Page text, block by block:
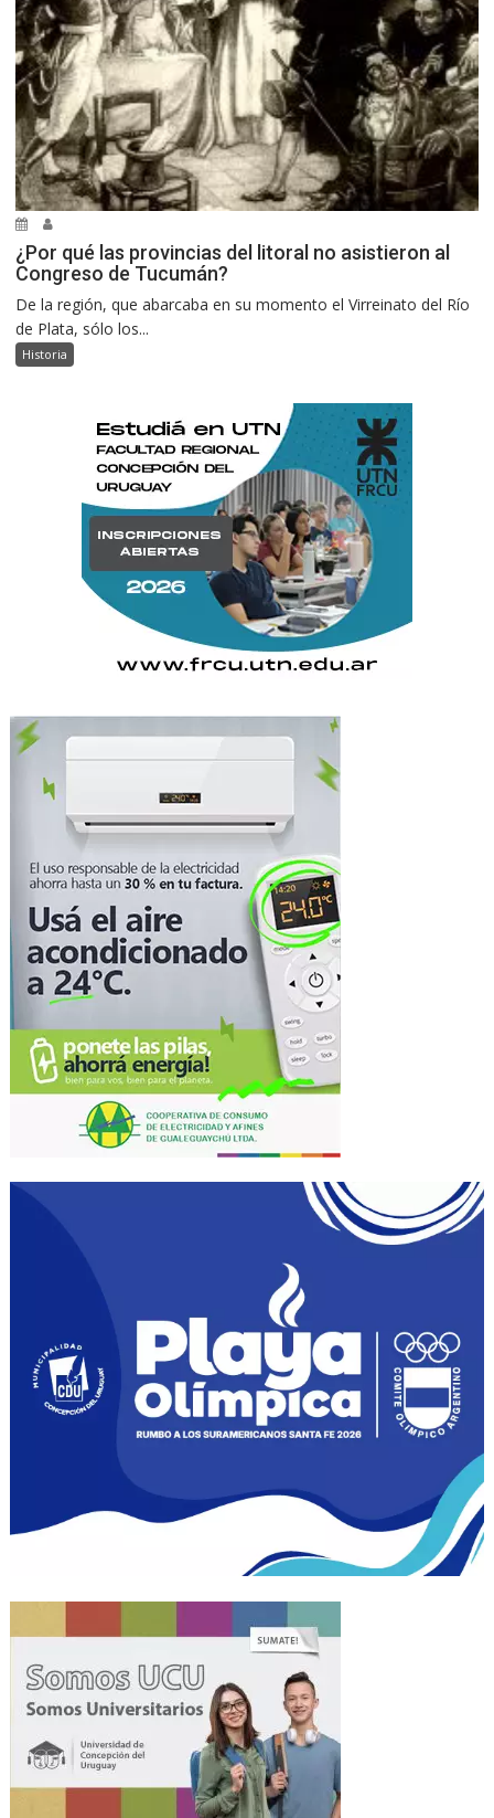
¿Por qué las provincias del litoral no asistieron al
Congreso de Tucumán?
De la región, que abarcaba en su momento el Virreinato del Río
de Plata, sólo los...
Historia